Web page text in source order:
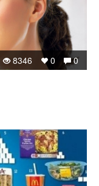
0
0
8346